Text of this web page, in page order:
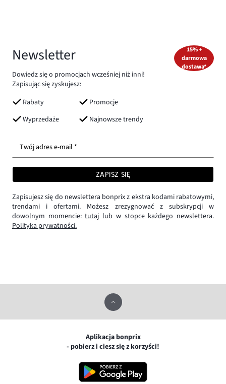
Newsletter
Dowiedz się o promocjach wcześniej niż inni!
Zapisując się zyskujesz:
Rabaty
Promocje
Wyprzedaże
Najnowsze trendy
15% +
darmowa
dostawa*
Twój adres e-mail *
ZAPISZ SIĘ
Zapisujesz się do newslettera bonprix z ekstra kodami rabatowymi,
trendami i ofertami. Możesz zrezygnować z subskrypcji w
dowolnym momencie:tutaj lub w stopce każdego newslettera.
Polityka prywatności.
Aplikacja bonprix
- pobierz i ciesz się z korzyści!